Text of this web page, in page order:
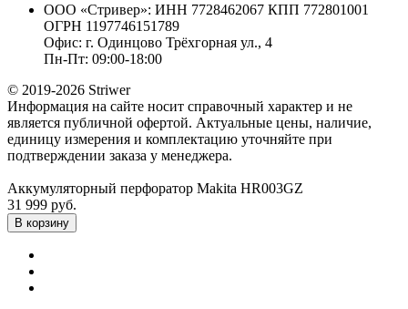
ООО «Стривер»: ИНН 7728462067 КПП 772801001
ОГРН 1197746151789
Офис: г. Одинцово Трёхгорная ул., 4
Пн-Пт: 09:00-18:00
© 2019-2026 Striwer
Информация на сайте носит справочный характер и не
является публичной офертой. Актуальные цены, наличие,
единицу измерения и комплектацию уточняйте при
подтверждении заказа у менеджера.
Аккумуляторный перфоратор Makita HR003GZ
31 999 руб.
В корзину